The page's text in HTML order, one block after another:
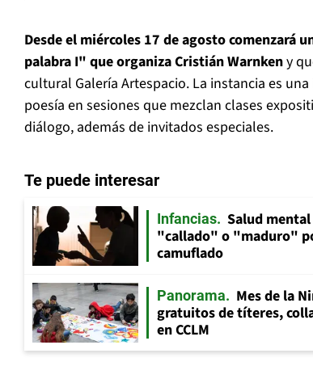
Desde el miércoles 17 de agosto comenzará
palabra I" que organiza Cristián Warnkeny
cultural Galería Artespacio. La instancia es
poesía en sesiones que mezclan clases
diálogo, además de invitados especiales.
Te puede interesar
Infancias
Salud
"callado" o "maduro"
camuflado
Panorama
Mes de la
gratuitos de títeres,
en CCLM